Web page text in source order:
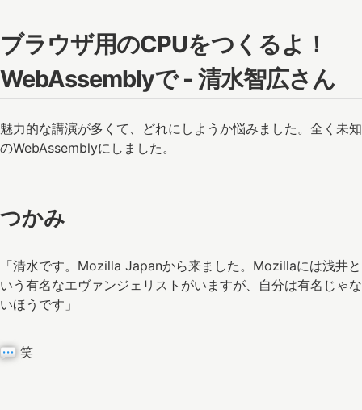
ブラウザ用のCPUをつくるよ！
WebAssemblyで - 清水智広さん
魅力的な講演が多くて、どれにしようか悩みました。全く未知
のWebAssemblyにしました。
つかみ
「清水です。Mozilla Japanから来ました。Mozillaには浅井と
いう有名なエヴァンジェリストがいますが、自分は有名じゃな
いほうです」
笑